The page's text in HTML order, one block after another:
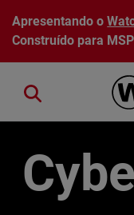
Pular para o
Apresentando o
Construído para
Close search